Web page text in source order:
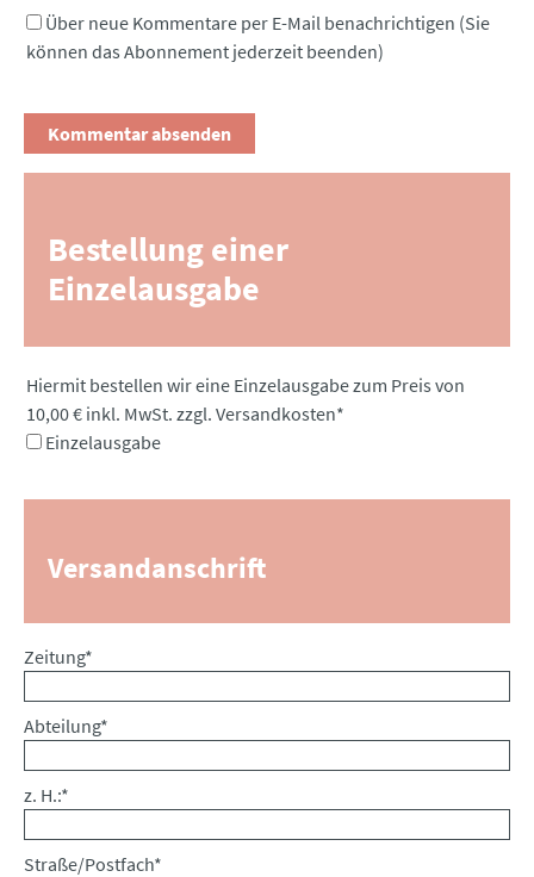
Über neue Kommentare per E-Mail benachrichtigen (Sie
können das Abonnement jederzeit beenden)
Bestellung einer
Einzelausgabe
Pflichtfeld
Hiermit bestellen wir eine Einzelausgabe zum Preis von
10,00 € inkl. MwSt. zzgl. Versandkosten*
Einzelausgabe
Versandanschrift
Pflichtfeld
Zeitung*
Pflichtfeld
Abteilung*
Pflichtfeld
z. H.:*
Pflichtfeld
Straße/Postfach*